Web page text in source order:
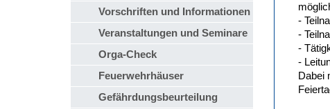
Vorschriften und Informationen
Veranstaltungen und Seminare
Orga-Check
Feuerwehrhäuser
Gefährdungsbeurteilung
-
-
-
-
Dabei